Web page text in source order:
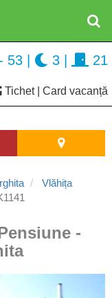
Vlăhița
-
Tichet | Card vacanță
53 3 21